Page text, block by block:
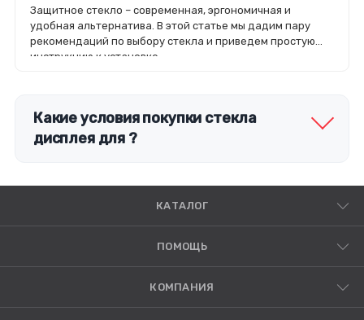
Защитное стекло – современная, эргономичная и
удобная альтернатива. В этой статье мы дадим пару
рекомендаций по выбору стекла и приведем простую
инструкцию к установке.
Какие условия покупки стекла
дисплея для ?
КАТАЛОГ
ПОМОЩЬ
КОМПАНИЯ